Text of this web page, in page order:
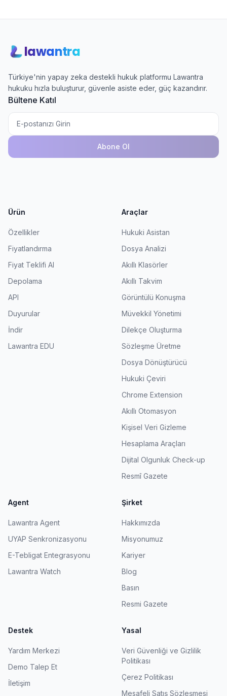
lawantra
Türkiye'nin yapay zeka destekli hukuk platformu Lawantra
hukuku hızla buluşturur, güvenle asiste eder, güç kazandırır.
Bültene Katıl
Abone Ol
Ürün
Özellikler
Fiyatlandırma
Fiyat Teklifi Al
Depolama
API
Duyurular
İndir
Lawantra EDU
Araçlar
Hukuki Asistan
Dosya Analizi
Akıllı Klasörler
Akıllı Takvim
Görüntülü Konuşma
Müvekkil Yönetimi
Dilekçe Oluşturma
Sözleşme Üretme
Dosya Dönüştürücü
Hukuki Çeviri
Chrome Extension
Akıllı Otomasyon
Kişisel Veri Gizleme
Hesaplama Araçları
Dijital Olgunluk Check-up
Resmî Gazete
Agent
Lawantra Agent
UYAP Senkronizasyonu
E-Tebligat Entegrasyonu
Lawantra Watch
Şirket
Hakkımızda
Misyonumuz
Kariyer
Blog
Basın
Resmi Gazete
Destek
Yardım Merkezi
Demo Talep Et
İletişim
Yasal
Veri Güvenliği ve Gizlilik
Politikası
Çerez Politikası
Mesafeli Satış Sözleşmesi